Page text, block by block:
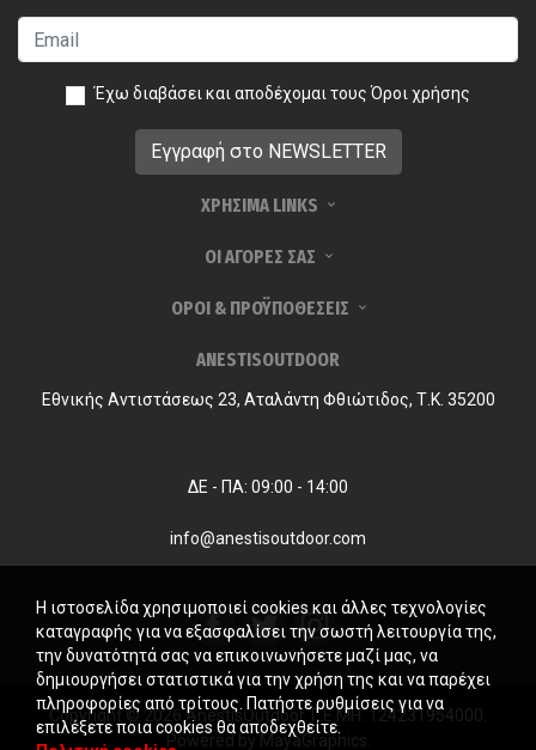
Έχω διαβάσει και αποδέχομαι τους Όροι χρήσης
ΧΡΗΣΙΜΑ LINKS
ΟΙ ΑΓΟΡΕΣ ΣΑΣ
ΟΡΟΙ & ΠΡΟΫΠΟΘΕΣΕΙΣ
ANESTISOUTDOOR
Εθνικής Αντιστάσεως 23, Αταλάντη Φθιώτιδος, Τ.Κ. 35200
ΔΕ - ΠΑ: 09:00 - 14:00
info@anestisoutdoor.com
Copyright © 2026 AnestisOutdoor. Γ.Ε.ΜΗ. 124231954000.
Powered by MayaGraphics
Η ιστοσελίδα χρησιμοποιεί cookies και άλλες τεχνολογίες
καταγραφής για να εξασφαλίσει την σωστή λειτουργία της,
την δυνατότητά σας να επικοινωνήσετε μαζί μας, να
δημιουργήσει στατιστικά για την χρήση της και να παρέχει
πληροφορίες από τρίτους. Πατήστε ρυθμίσεις για να
επιλέξετε ποια cookies θα αποδεχθείτε.